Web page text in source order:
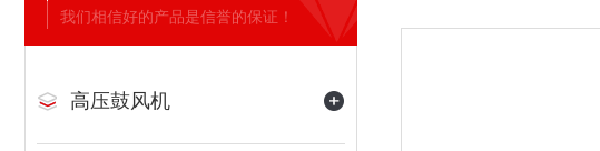
我们相信好的产品是信誉的保证！
高压鼓风机